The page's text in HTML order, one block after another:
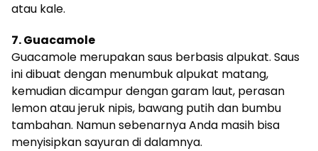
atau kale.
7. Guacamole
Guacamole merupakan saus berbasis alpukat. Saus
ini dibuat dengan menumbuk alpukat matang,
kemudian dicampur dengan garam laut, perasan
lemon atau jeruk nipis, bawang putih dan bumbu
tambahan. Namun sebenarnya Anda masih bisa
menyisipkan sayuran di dalamnya.